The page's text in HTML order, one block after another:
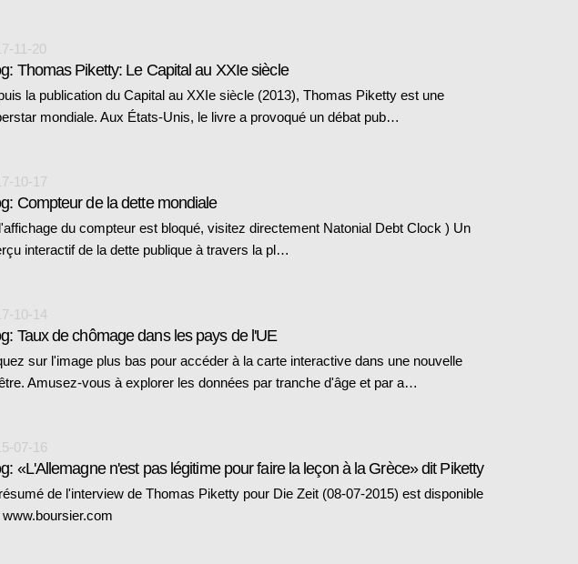
11-20
Thomas Piketty: Le Capital au XXIe siècle
la publication du Capital au XXIe siècle (2013), Thomas Piketty est une
mondiale. Aux États-Unis, le livre a provoqué un débat pub…
10-17
Compteur de la dette mondiale
du compteur est bloqué, visitez directement Natonial Debt Clock ) Un
interactif de la dette publique à travers la pl…
10-14
Taux de chômage dans les pays de l'UE
sur l'image plus bas pour accéder à la carte interactive dans une nouvelle
Amusez-vous à explorer les données par tranche d'âge et par a…
07-16
«L'Allemagne n'est pas légitime pour faire la leçon à la Grèce» dit Piketty
de l'interview de Thomas Piketty pour Die Zeit (08-07-2015) est disponible